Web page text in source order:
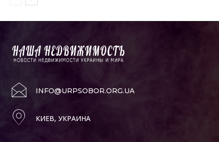
INFO@URPSOBOR.ORG.UA
КИЕВ, УКРАИНА